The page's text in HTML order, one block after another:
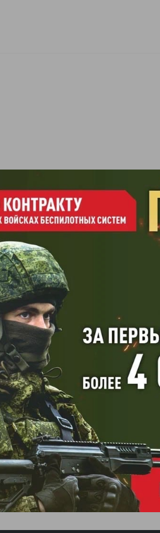
2024 2023 2022
НОВОСТИ
Поздравляем с
наступающим 2021 Новым
Годом!
30 декабря 2020